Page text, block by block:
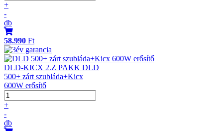
+
-
db
58.990 Ft
DLD-KICX 2.Z PAKK DLD
500+ zárt szubláda+Kicx
600W erősítő
+
-
db